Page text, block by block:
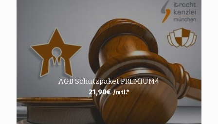
AGB Schutzpaket PREMIUM4
21,90€ /mtl.*